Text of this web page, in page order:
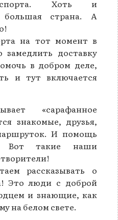
Хоть и
большая страна. А
на тот момент в
замедлить доставку
в добром деле,
и тут включается
«сарафанное
знакомые, друзья,
И помощь
Вот такие наши
рассказывать о
Это люди с доброй
и знающие, как
на белом свете.